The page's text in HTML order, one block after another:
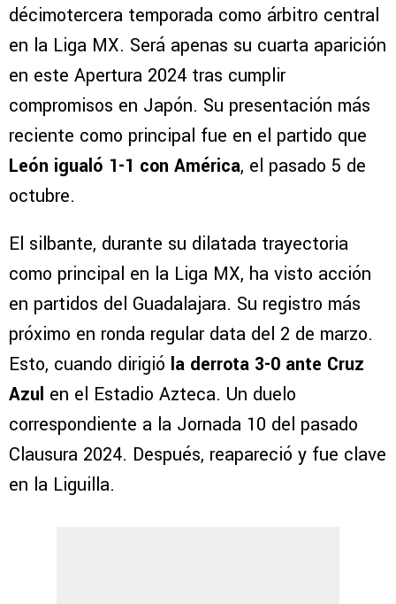
décimotercera temporada como árbitro central
en la Liga MX. Será apenas su cuarta aparición
en este Apertura 2024 tras cumplir
compromisos en Japón. Su presentación más
reciente como principal fue en el partido que
León igualó 1-1 con América, el pasado 5 de
octubre.
El silbante, durante su dilatada trayectoria
como principal en la Liga MX, ha visto acción
en partidos del Guadalajara. Su registro más
próximo en ronda regular data del 2 de marzo.
Esto, cuando dirigió la derrota 3-0 ante Cruz
Azul en el Estadio Azteca. Un duelo
correspondiente a la Jornada 10 del pasado
Clausura 2024. Después, reapareció y fue clave
en la Liguilla.